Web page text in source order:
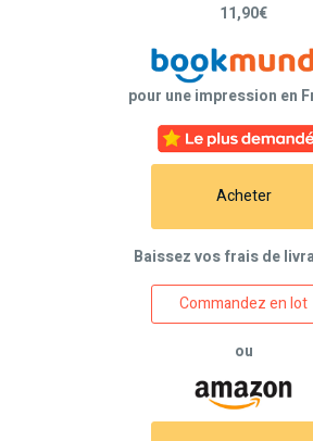
11,90€
pour une impression en
Acheter
Baissez vos frais de
Commandez en lot
ou